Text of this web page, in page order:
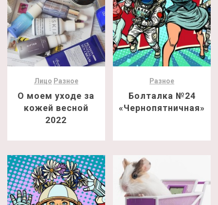
Лицо Разное
О моем уходе за
кожей весной
2022
Разное
Болталка №24
«Чернопятничная»